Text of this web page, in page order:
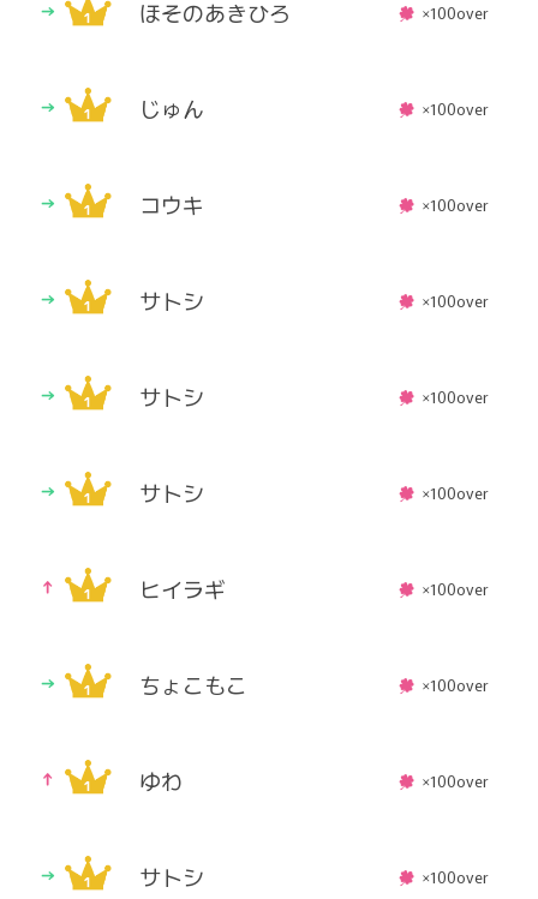
ほそのあきひろ ×100over
じゅん ×100over
コウキ ×100over
サトシ ×100over
サトシ ×100over
サトシ ×100over
ヒイラギ ×100over
ちょこもこ ×100over
ゆわ ×100over
サトシ ×100over